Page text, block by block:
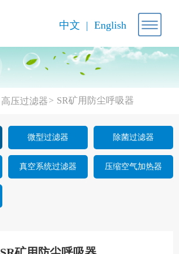
中文 English
高压过滤器> SR矿用防尘呼吸器
微型过滤器 除菌过滤器
真空系统过滤器 压缩空气加热器